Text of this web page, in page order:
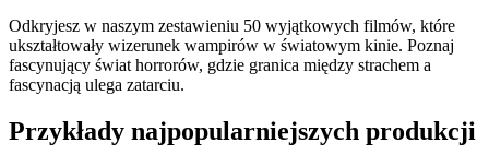
Odkryjesz w naszym zestawieniu 50 wyjątkowych filmów, które
ukształtowały wizerunek wampirów w światowym kinie. Poznaj
fascynujący świat horrorów, gdzie granica między strachem a
fascynacją ulega zatarciu.
Przykłady najpopularniejszych produkcji